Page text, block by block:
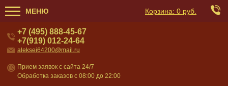
МЕНЮ Корзина: 0 руб.
+7 (495) 888-45-67
+7(919) 012-24-64
aleksei64200@mail.ru
Прием заявок с сайта 24/7
Обработка заказов с 08:00 до 22:00